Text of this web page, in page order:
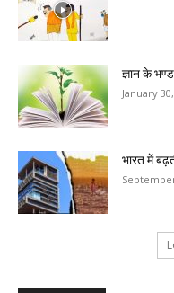
ज्ञान के
January
भारत में